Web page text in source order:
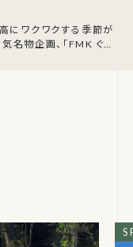
にワクワクする季節が
名物企画、「FMK ぐる